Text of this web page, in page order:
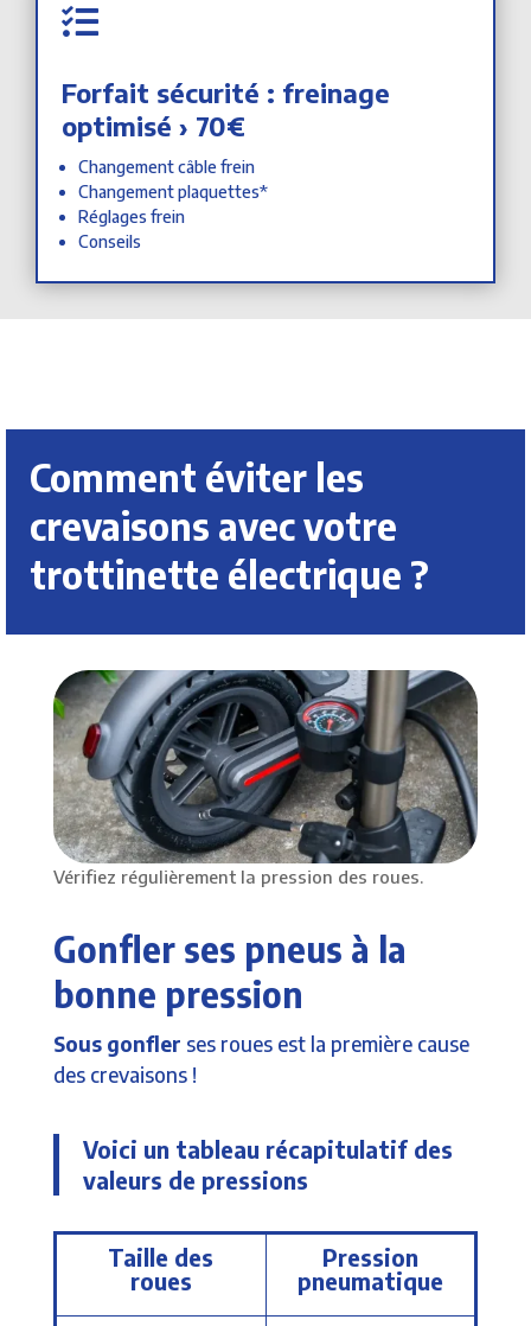

Forfait sécurité : freinage
optimisé › 70€
Changement câble frein
Changement plaquettes*
Réglages frein
Conseils
Comment éviter les
crevaisons avec votre
trottinette électrique ?
Vérifiez régulièrement la pression des roues.
Gonfler ses pneus à la
bonne pression
Sous gonfler ses roues est la première cause
des crevaisons !
Voici un tableau récapitulatif des
valeurs de pressions
Taille des
roues
Pression
pneumatique